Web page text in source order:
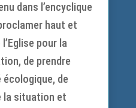
dans l’encyclique
haut et
pour la
de prendre
de
la situation et